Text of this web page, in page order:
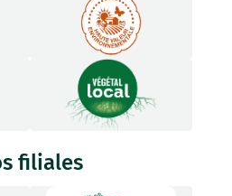
filiales